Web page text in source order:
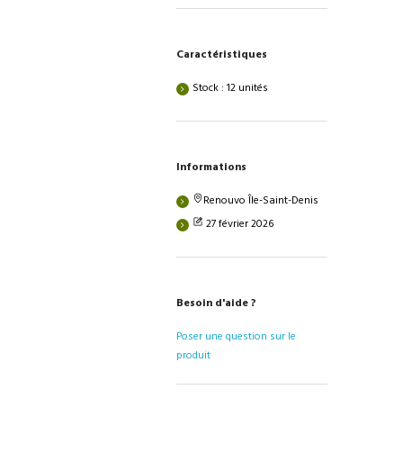
Caractéristiques
Stock : 12 unités
Informations
Renouvo Île-Saint-Denis
27 février 2026
Besoin d'aide ?
Poser une question sur le
produit